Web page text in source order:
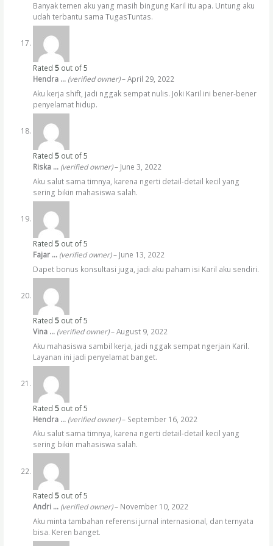
Banyak temen aku yang masih bingung Karil itu apa. Untung aku
udah terbantu sama TugasTuntas.
Rated 5out of 5
Hendra … (verified owner) – April 29, 2022
Aku kerja shift, jadi nggak sempat nulis. Joki Karil ini bener-bener
penyelamat hidup.
Rated 5out of 5
Riska … (verified owner) – June 3, 2022
Aku salut sama timnya, karena ngerti detail-detail kecil yang
sering bikin mahasiswa salah.
Rated 5out of 5
Fajar … (verified owner) – June 13, 2022
Dapet bonus konsultasi juga, jadi aku paham isi Karil aku sendiri.
Rated 5out of 5
Vina … (verified owner) – August 9, 2022
Aku mahasiswa sambil kerja, jadi nggak sempat ngerjain Karil.
Layanan ini jadi penyelamat banget.
Rated 5out of 5
Hendra … (verified owner) – September 16, 2022
Aku salut sama timnya, karena ngerti detail-detail kecil yang
sering bikin mahasiswa salah.
Rated 5out of 5
Andri … (verified owner) – November 10, 2022
Aku minta tambahan referensi jurnal internasional, dan ternyata
bisa. Keren banget.